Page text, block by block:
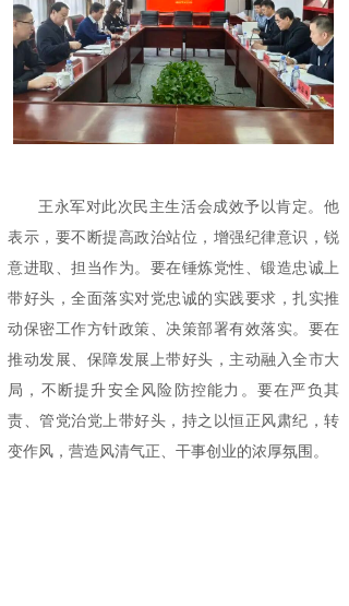
王永军对此次民主生活会成效予以肯定。他
表示，要不断提高政治站位，增强纪律意识，锐
意进取、担当作为。要在锤炼党性、锻造忠诚上
带好头，全面落实对党忠诚的实践要求，扎实推
动保密工作方针政策、决策部署有效落实。要在
推动发展、保障发展上带好头，主动融入全市大
局，不断提升安全风险防控能力。要在严负其
责、管党治党上带好头，持之以恒正风肃纪，转
变作风，营造风清气正、干事创业的浓厚氛围。